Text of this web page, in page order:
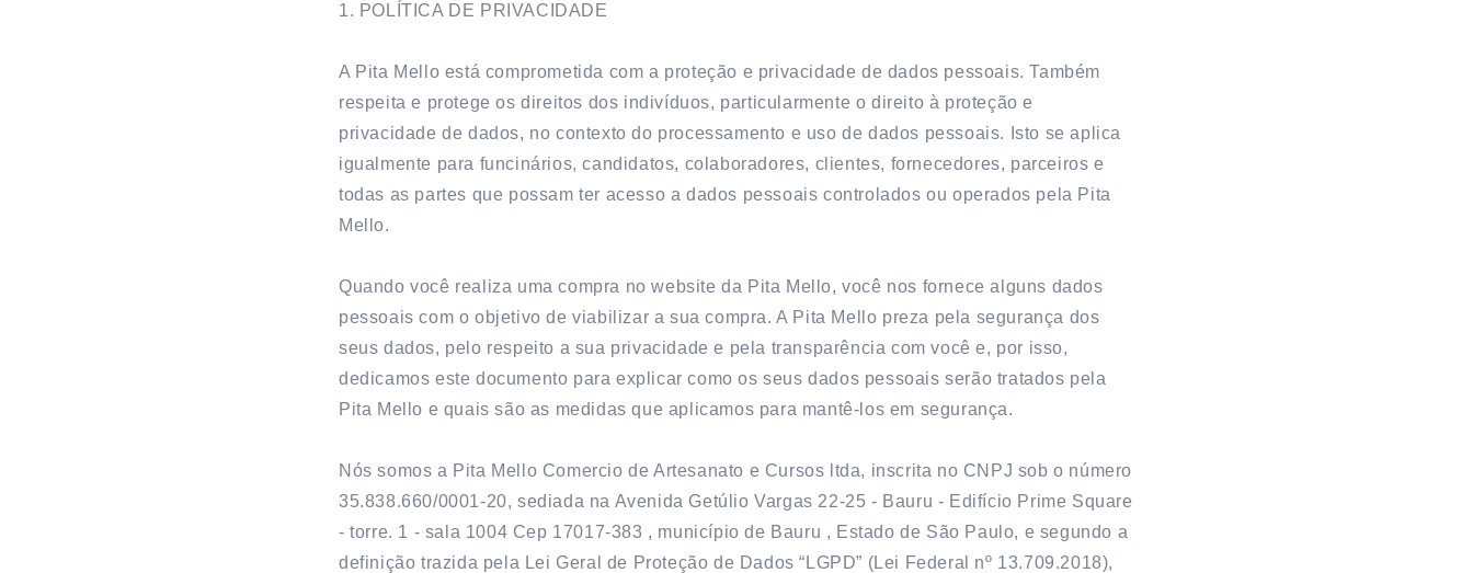
1. POLÍTICA DE PRIVACIDADE
A Pita Mello está comprometida com a proteção e privacidade de dados pessoais. Também
respeita e protege os direitos dos indivíduos, particularmente o direito à proteção e
privacidade de dados, no contexto do processamento e uso de dados pessoais. Isto se aplica
igualmente para funcinários, candidatos, colaboradores, clientes, fornecedores, parceiros e
todas as partes que possam ter acesso a dados pessoais controlados ou operados pela Pita
Mello.
Quando você realiza uma compra no website da Pita Mello, você nos fornece alguns dados
pessoais com o objetivo de viabilizar a sua compra. A Pita Mello preza pela segurança dos
seus dados, pelo respeito a sua privacidade e pela transparência com você e, por isso,
dedicamos este documento para explicar como os seus dados pessoais serão tratados pela
Pita Mello e quais são as medidas que aplicamos para mantê-los em segurança.
Nós somos a Pita Mello Comercio de Artesanato e Cursos ltda, inscrita no CNPJ sob o número
35.838.660/0001-20, sediada na Avenida Getúlio Vargas 22-25 - Bauru - Edifício Prime Square
- torre. 1 - sala 1004 Cep 17017-383 , município de Bauru , Estado de São Paulo, e segundo a
definição trazida pela Lei Geral de Proteção de Dados “LGPD” (Lei Federal nº 13.709.2018),